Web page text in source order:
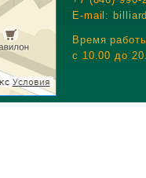
E-mail:
Время
c 10.00 до